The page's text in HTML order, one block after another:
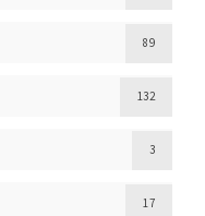
89
132
3
17